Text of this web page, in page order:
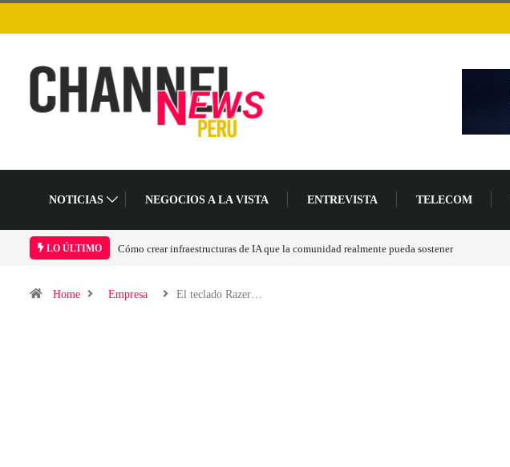
NOTICIAS NEGOCIOS A LA VISTA ENTREVISTA TELECOM
LO ÚLTIMO
realmente pueda sostenerLas tarjetas gráficas RDNA 5 ya están en fase avanzada de desarrollo
Home Empresa El teclado Razer…